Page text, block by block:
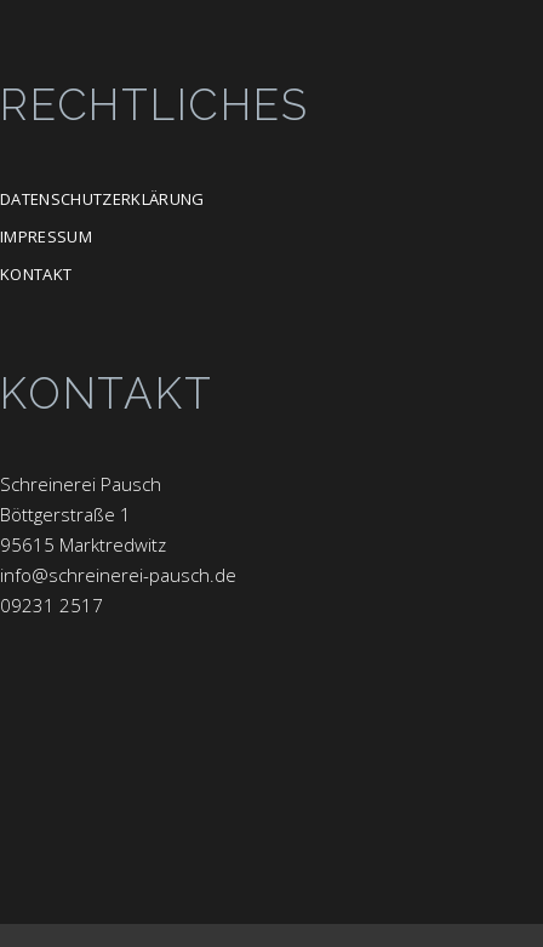
RECHTLICHES
DATENSCHUTZERKLÄRUNG
IMPRESSUM
KONTAKT
KONTAKT
Schreinerei Pausch
Böttgerstraße 1
95615 Marktredwitz
info@schreinerei-pausch.de
09231 2517